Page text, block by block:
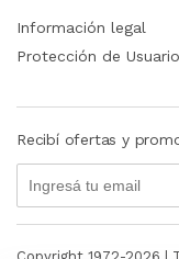
Información legal
Protección de
Recibí ofertas y